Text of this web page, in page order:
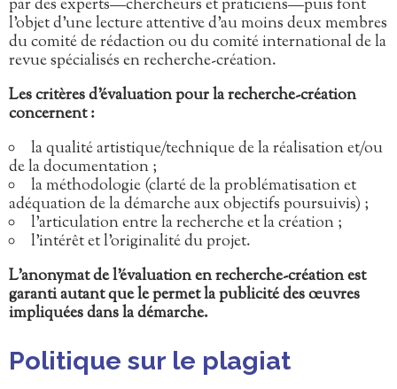
par des experts—chercheurs et praticiens—puis font
l’objet d’une lecture attentive d’au moins deux membres
du comité de rédaction ou du comité international de la
revue spécialisés en recherche-création.
Les critères d’évaluation pour la recherche-création
concernent :
la qualité artistique/technique de la réalisation et/ou
de la documentation ;
la méthodologie (clarté de la problématisation et
adéquation de la démarche aux objectifs poursuivis) ;
l’articulation entre la recherche et la création ;
l’intérêt et l’originalité du projet.
L’anonymat de l’évaluation en recherche-création est
garanti autant que le permet la publicité des œuvres
impliquées dans la démarche.
Politique sur le plagiat